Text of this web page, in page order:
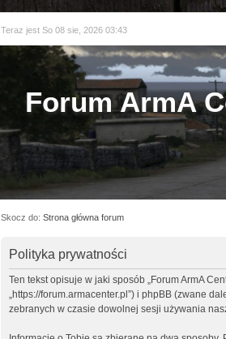
Teraz jest So 08 sie, 2026 03:43
Forum ArmA
Skocz do: Strona główna forum
Polityka prywatności
Ten tekst opisuje w jaki sposób „Forum ArmA
„https://forum.armacenter.pl”) i phpBB (zwane
zebranych w czasie dowolnej sesji używania